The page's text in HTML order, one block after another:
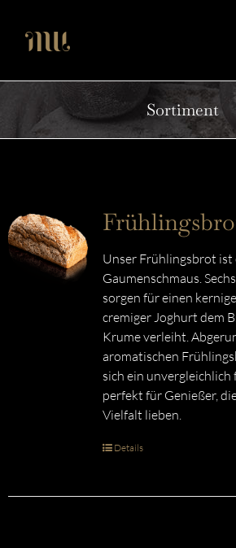
Inhalt
springen
Sortiment
Unser Frühlingsbrot ist
Gaumenschmaus.
sorgen für einen
cremiger Joghurt dem
Krume verleiht.
aromatischen
sich ein unvergleichlich
perfekt für Genießer,
Vielfalt lieben.
Details